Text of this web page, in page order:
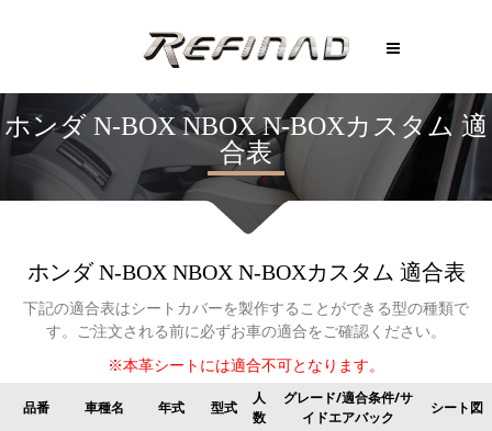
ホンダ N-BOX NBOX N-BOXカスタム 適
合表
ホンダ N-BOX NBOX N-BOXカスタム 適合表
下記の適合表はシートカバーを製作することができる型の種類で
す。
ご注文される前に必ずお車の適合をご確認ください。
※本革シートには適合不可となります。
品番 車種名 年式 型式
人
数
グレード/適合条件/サ
イドエアバック
シート図